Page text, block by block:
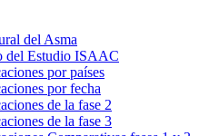
del Asma
del Estudio ISAAC
por países
por fecha
de la fase 2
de la fase 3